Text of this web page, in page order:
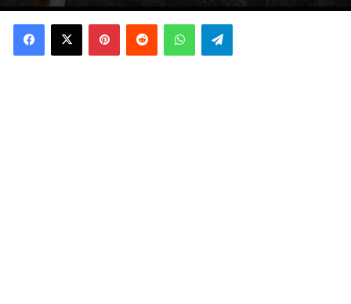
Facebook
X PinterestReddit WhatsAppTelegram